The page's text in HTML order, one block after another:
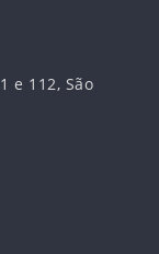
e 112, São